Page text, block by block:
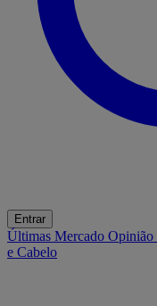
Entrar
Últimas Mercado Opinião
e Cabelo